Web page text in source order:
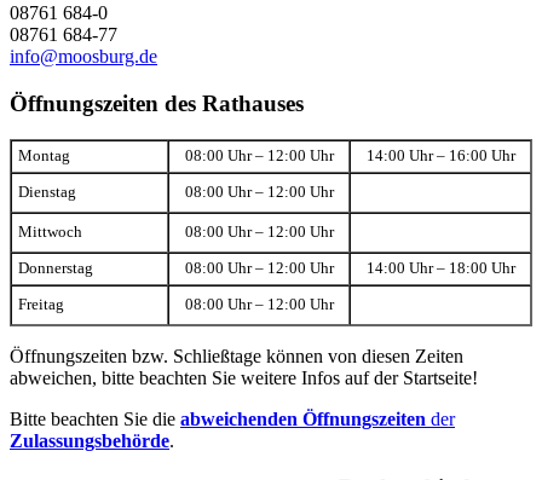
08761 684-0
08761 684-77
info@moosburg.de
Öffnungszeiten des Rathauses
Montag 08:00 Uhr – 12:00 Uhr 14:00 Uhr – 16:00 Uhr
Dienstag 08:00 Uhr – 12:00 Uhr
Mittwoch 08:00 Uhr – 12:00 Uhr
Donnerstag 08:00 Uhr – 12:00 Uhr 14:00 Uhr – 18:00 Uhr
Freitag 08:00 Uhr – 12:00 Uhr
Öffnungszeiten bzw. Schließtage können von diesen Zeiten
abweichen, bitte beachten Sie weitere Infos auf der Startseite!
Bitte beachten Sie die abweichenden Öffnungszeiten der
Zulassungsbehörde.